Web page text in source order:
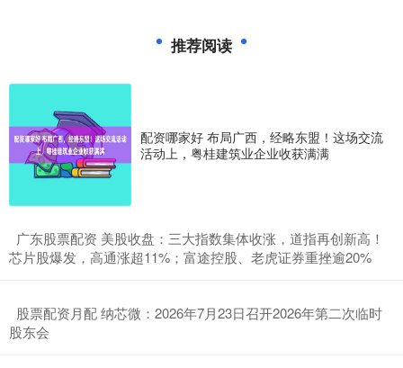
推荐阅读
配资哪家好 布局广西，经略东盟！这场交流
活动上，粤桂建筑业企业收获满满
​广东股票配资 美股收盘：三大指数集体收涨，道指再创新高！
芯片股爆发，高通涨超11%；富途控股、老虎证券重挫逾20%
​股票配资月配 纳芯微：2026年7月23日召开2026年第二次临时
股东会